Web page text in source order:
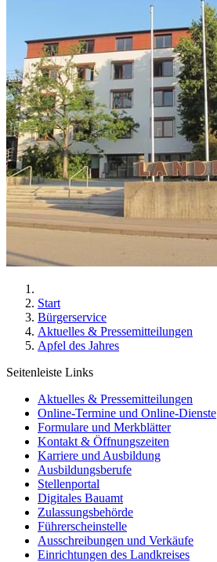
Start
Bürgerservice
Aktuelles & Pressemitteilungen
Apfel des Jahres
Seitenleiste Links
Aktuelles & Pressemitteilungen
Online-Termine und Online-Dienste
Formulare und Merkblätter
Kontakt & Öffnungszeiten
Karriere und Ausbildung
Ausbildungsberufe
Stellenportal
Digitales Bauamt
Zulassungsbehörde
Führerscheinstelle
Ausschreibungen und Verkäufe
Einrichtungen des Landkreises